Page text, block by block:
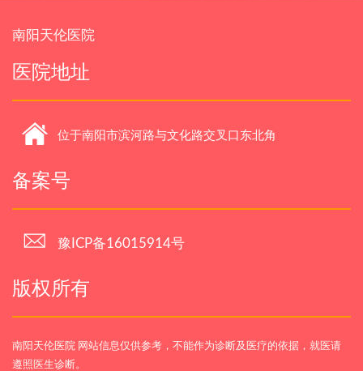
南阳天伦医院
医院地址
位于南阳市滨河路与文化路交叉口东北角
备案号
豫ICP备16015914号
版权所有
南阳天伦医院 网站信息仅供参考，不能作为诊断及医疗的依据，就医请
遵照医生诊断。